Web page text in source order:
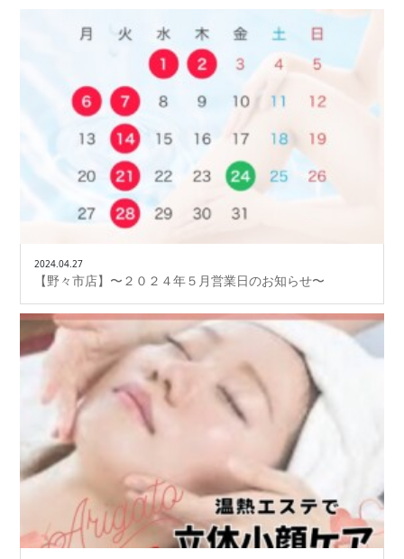
2024.04.27
【野々市店】〜２０２４年５月営業日のお知らせ〜